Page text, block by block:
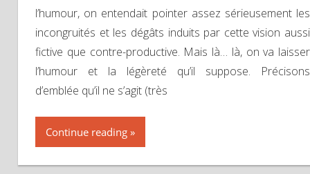
l’humour, on entendait pointer assez sérieusement les
incongruités et les dégâts induits par cette vision aussi
fictive que contre-productive. Mais là… là, on va laisser
l’humour et la légèreté qu’il suppose. Précisons
d’emblée qu’il ne s’agit (très
Continue reading